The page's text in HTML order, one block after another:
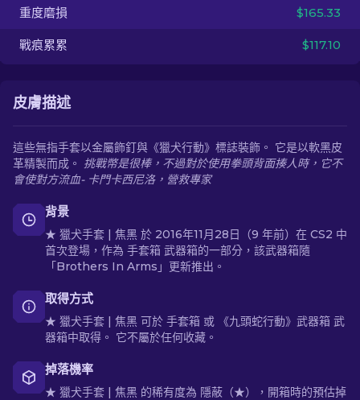
ZH-TW
重度磨損 $165.33
戰痕累累 $117.10
皮膚描述
這些無指手套以金屬飾釘與《獵犬行動》標誌裝飾。 它是以軟黑皮
革精製而成。 挑戰幣是很棒，不過對於使用拳頭背面揍人時，它不
會使對方流血- 卡門卡西尼洛，營救專家
背景
★ 獵犬手套 | 焦黑 於 2016年11月28日（9 年前）在 CS2 中
首次登場，作為 手套箱 武器箱的一部分，該武器箱隨
「Brothers In Arms」更新推出。
取得方式
★ 獵犬手套 | 焦黑 可於 手套箱 或 《九頭蛇行動》武器箱 武
器箱中取得。 它不屬於任何收藏。
掉落機率
★ 獵犬手套 | 焦黑 的稀有度為 隱蔽（★），開箱時的預估掉